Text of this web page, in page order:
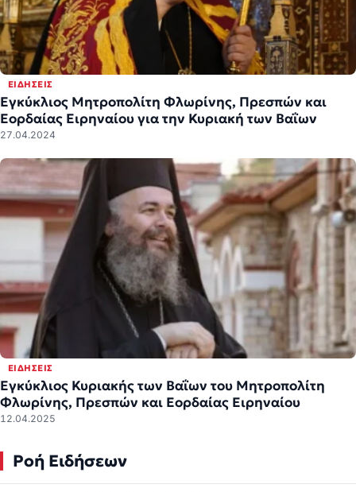
ΕΙΔΉΣΕΙΣ
Εγκύκλιος Μητροπολίτη Φλωρίνης, Πρεσπών και
Εορδαίας Ειρηναίου για την Κυριακή των Βαΐων
27.04.2024
ΕΙΔΉΣΕΙΣ
Εγκύκλιος Κυριακής των Βαΐων του Μητροπολίτη
Φλωρίνης, Πρεσπών και Εορδαίας Ειρηναίου
12.04.2025
Ροή Ειδήσεων